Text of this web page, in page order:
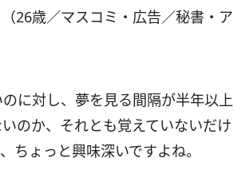
26歳／マスコミ・広告／秘書・ア
に対し、夢を見る間隔が半年以上
のか、それとも覚えていないだけ
ちょっと興味深いですよね。